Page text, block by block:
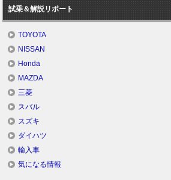
試乗＆解説リポート
TOYOTA
NISSAN
Honda
MAZDA
三菱
スバル
スズキ
ダイハツ
輸入車
気になる情報